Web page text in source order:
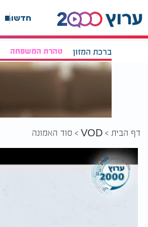
חדשות
ברכת המזון טהרת המשפחה
דף הבית VOD סוד האמונה